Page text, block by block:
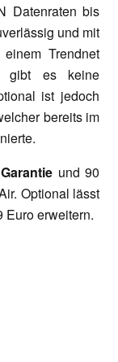
Datenraten bis
und mit
Trendnet
gibt es keine
ist jedoch
bereits im
und 90
Optional lässt
Euro erweitern.